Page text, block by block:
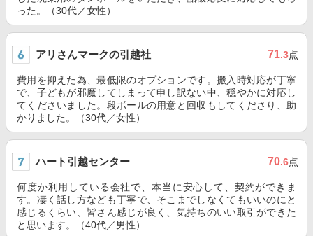
った。（30代／女性）
アリさんマークの引越社 71.3点
費用を抑えた為、最低限のオプションです。搬入時対応が丁寧
で、子どもが邪魔してしまって申し訳ない中、穏やかに対応し
てくださいました。段ボールの用意と回収もしてくださり、助
かりました。（30代／女性）
ハート引越センター 70.6点
何度か利用している会社で、本当に安心して、契約ができま
す。凄く話し方なども丁寧で、そこまでしなくてもいいのにと
感じるくらい、皆さん感じが良く、気持ちのいい取引ができた
と思います。（40代／男性）